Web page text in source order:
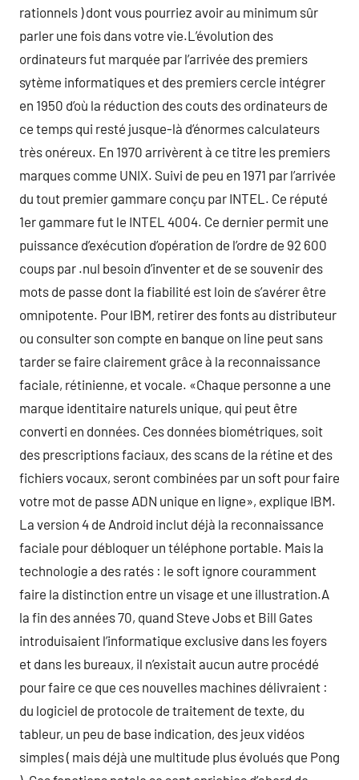
rationnels ) dont vous pourriez avoir au minimum sûr
parler une fois dans votre vie.L’évolution des
ordinateurs fut marquée par l’arrivée des premiers
sytème informatiques et des premiers cercle intégrer
en 1950 d’où la réduction des couts des ordinateurs de
ce temps qui resté jusque-là d’énormes calculateurs
très onéreux. En 1970 arrivèrent à ce titre les premiers
marques comme UNIX. Suivi de peu en 1971 par l’arrivée
du tout premier gammare conçu par INTEL. Ce réputé
1er gammare fut le INTEL 4004. Ce dernier permit une
puissance d’exécution d’opération de l’ordre de 92 600
coups par .nul besoin d’inventer et de se souvenir des
mots de passe dont la fiabilité est loin de s’avérer être
omnipotente. Pour IBM, retirer des fonts au distributeur
ou consulter son compte en banque on line peut sans
tarder se faire clairement grâce à la reconnaissance
faciale, rétinienne, et vocale. «Chaque personne a une
marque identitaire naturels unique, qui peut être
converti en données. Ces données biométriques, soit
des prescriptions faciaux, des scans de la rétine et des
fichiers vocaux, seront combinées par un soft pour faire
votre mot de passe ADN unique en ligne», explique IBM.
La version 4 de Android inclut déjà la reconnaissance
faciale pour débloquer un téléphone portable. Mais la
technologie a des ratés : le soft ignore couramment
faire la distinction entre un visage et une illustration.A
la fin des années 70, quand Steve Jobs et Bill Gates
introduisaient l’informatique exclusive dans les foyers
et dans les bureaux, il n’existait aucun autre procédé
pour faire ce que ces nouvelles machines délivraient :
du logiciel de protocole de traitement de texte, du
tableur, un peu de base indication, des jeux vidéos
simples ( mais déjà une multitude plus évolués que Pong